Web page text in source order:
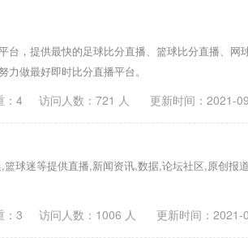
台，提供最快的足球比分直播、篮球比分直播、网
做最好即时比分直播平台。
：4 访问人数： 721 人 更新时间： 2021-
球迷等提供直播,新闻资讯,数据,论坛社区,原创报
：3 访问人数： 1006 人 更新时间： 2021-